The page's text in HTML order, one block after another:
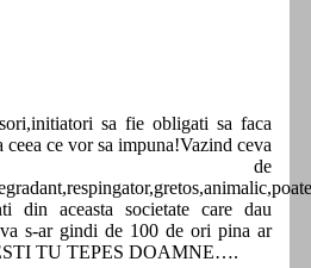
sa fie obligati sa faca
ce vor sa impuna!Vazind ceva
de
din aceasta societate care dau
s-ar gindi de 100 de ori pina ar
TU TEPES DOAMNE….